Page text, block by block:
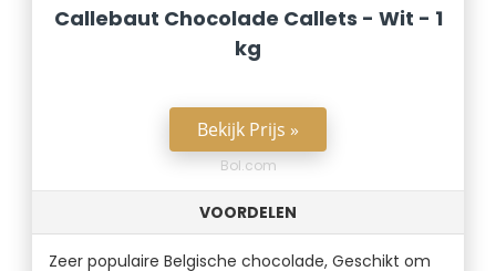
Callebaut Chocolade Callets - Wit - 1
kg
Bekijk Prijs »
Bol.com
VOORDELEN
Zeer populaire Belgische chocolade, Geschikt om